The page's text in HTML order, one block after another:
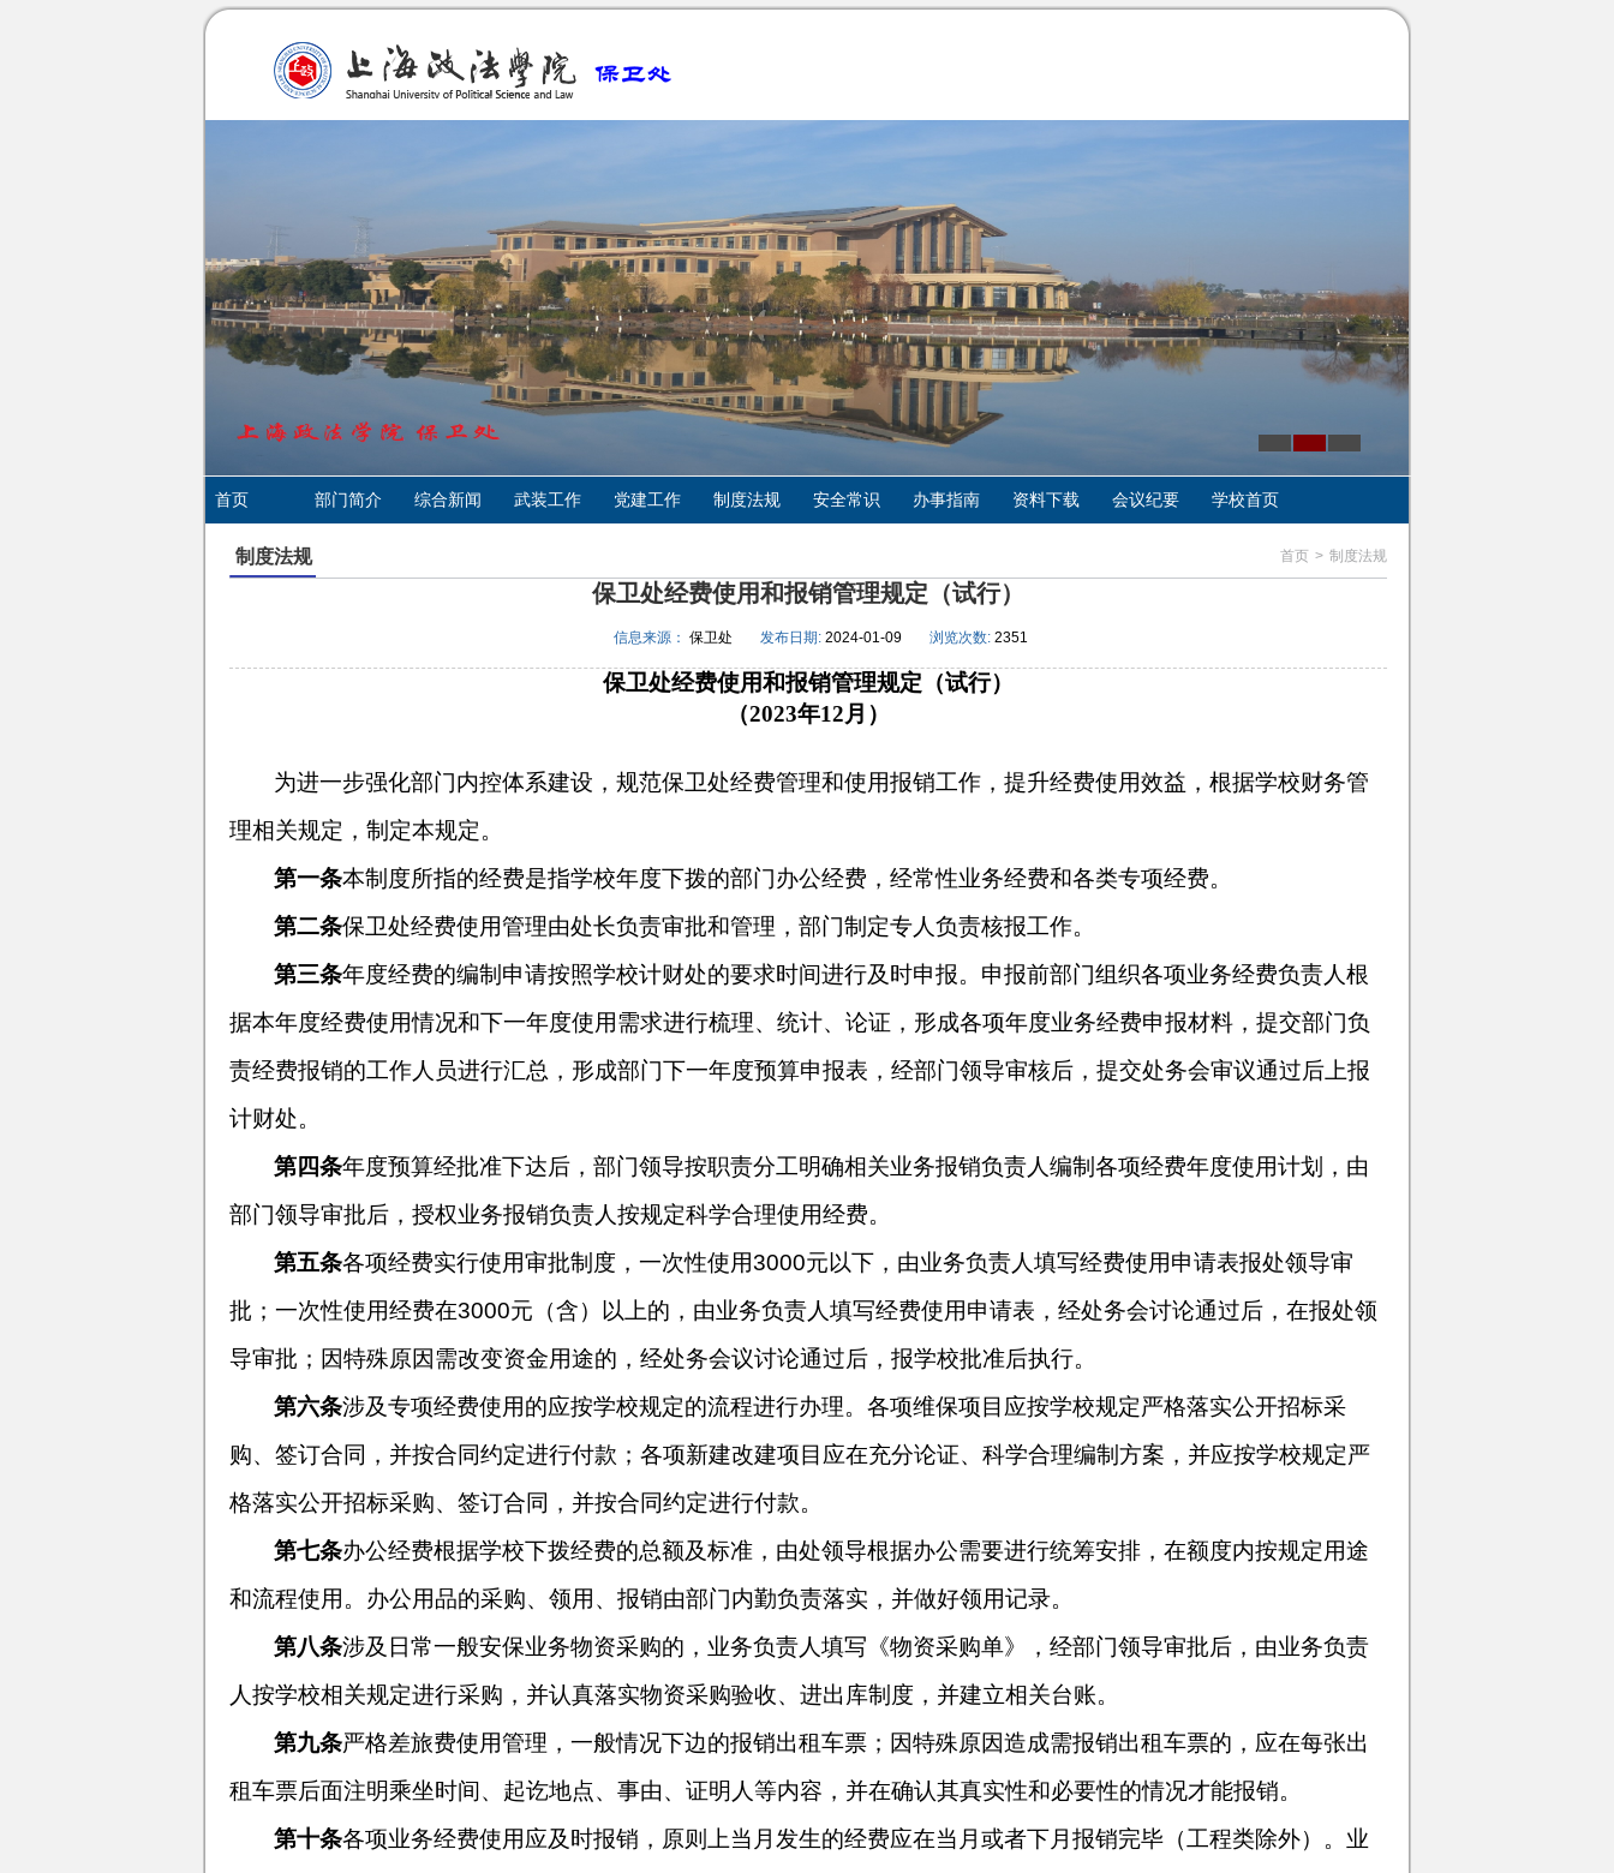
首页 部门简介 综合新闻 武装工作 党建工作 制度法规 安全常识 办事指南 资料下载 会议纪要 学校首页
制度法规 首页 > 制度法规
保卫处经费使用和报销管理规定（试行）
信息来源： 保卫处 发布日期: 2024-01-09 浏览次数: 2351
保卫处经费使用和报销管理规定（试行）
（2023年12月）
为进一步强化部门内控体系建设，规范保卫处经费管理和使用报销工作，提升经费使用效益，根据学校财务管
理相关规定，制定本规定。
第一条本制度所指的经费是指学校年度下拨的部门办公经费，经常性业务经费和各类专项经费。
第二条保卫处经费使用管理由处长负责审批和管理，部门制定专人负责核报工作。
第三条年度经费的编制申请按照学校计财处的要求时间进行及时申报。申报前部门组织各项业务经费负责人根
据本年度经费使用情况和下一年度使用需求进行梳理、统计、论证，形成各项年度业务经费申报材料，提交部门负
责经费报销的工作人员进行汇总，形成部门下一年度预算申报表，经部门领导审核后，提交处务会审议通过后上报
计财处。
第四条年度预算经批准下达后，部门领导按职责分工明确相关业务报销负责人编制各项经费年度使用计划，由
部门领导审批后，授权业务报销负责人按规定科学合理使用经费。
第五条各项经费实行使用审批制度，一次性使用3000元以下，由业务负责人填写经费使用申请表报处领导审
批；一次性使用经费在3000元（含）以上的，由业务负责人填写经费使用申请表，经处务会讨论通过后，在报处领
导审批；因特殊原因需改变资金用途的，经处务会议讨论通过后，报学校批准后执行。
第六条涉及专项经费使用的应按学校规定的流程进行办理。各项维保项目应按学校规定严格落实公开招标采
购、签订合同，并按合同约定进行付款；各项新建改建项目应在充分论证、科学合理编制方案，并应按学校规定严
格落实公开招标采购、签订合同，并按合同约定进行付款。
第七条办公经费根据学校下拨经费的总额及标准，由处领导根据办公需要进行统筹安排，在额度内按规定用途
和流程使用。办公用品的采购、领用、报销由部门内勤负责落实，并做好领用记录。
第八条涉及日常一般安保业务物资采购的，业务负责人填写《物资采购单》，经部门领导审批后，由业务负责
人按学校相关规定进行采购，并认真落实物资采购验收、进出库制度，并建立相关台账。
第九条严格差旅费使用管理，一般情况下边的报销出租车票；因特殊原因造成需报销出租车票的，应在每张出
租车票后面注明乘坐时间、起讫地点、事由、证明人等内容，并在确认其真实性和必要性的情况才能报销。
第十条各项业务经费使用应及时报销，原则上当月发生的经费应在当月或者下月报销完毕（工程类除外）。业